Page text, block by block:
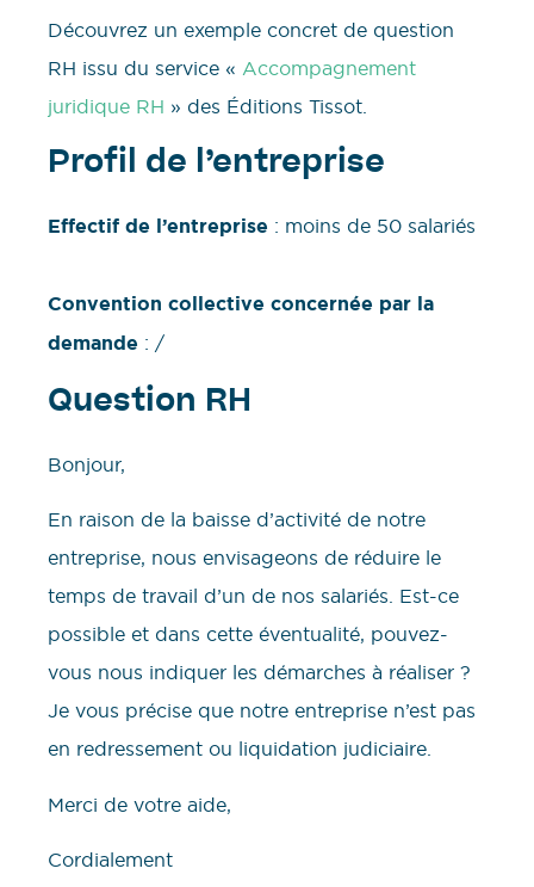
Découvrez un exemple concret de question
RH issu du service « Accompagnement
juridique RH » des Éditions Tissot.
Profil de l’entreprise
Effectif de l’entreprise : moins de 50 salariés
Convention collective concernée par la
demande : /
Question RH
Bonjour,
En raison de la baisse d’activité de notre
entreprise, nous envisageons de réduire le
temps de travail d’un de nos salariés. Est-ce
possible et dans cette éventualité, pouvez-
vous nous indiquer les démarches à réaliser ?
Je vous précise que notre entreprise n’est pas
en redressement ou liquidation judiciaire.
Merci de votre aide,
Cordialement